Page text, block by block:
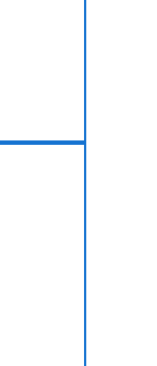
a